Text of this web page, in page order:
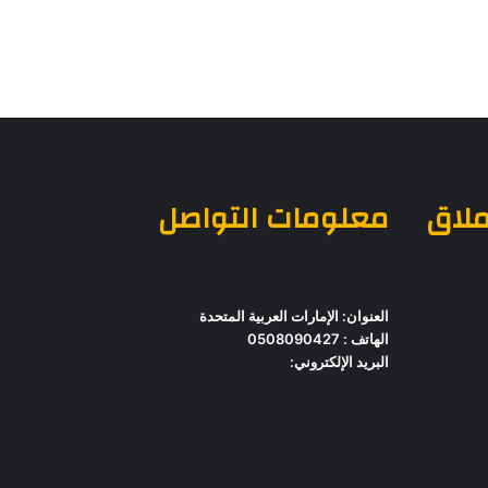
معلومات التواصل
العنوان: الإمارات العربية المتحدة
الهاتف : 0508090427
البريد الإلكتروني: